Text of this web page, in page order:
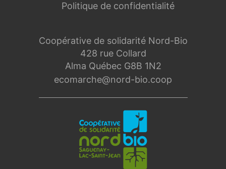
Coopérative de solidarité Nord-Bio
428 rue Collard
Alma Québec G8B 1N2
ecomarche@nord-bio.coop
Politique de confidentialité